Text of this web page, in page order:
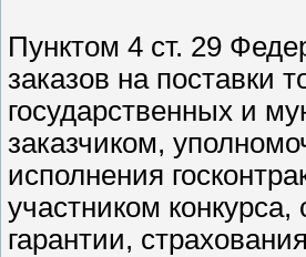
Пунктом 4 ст. 29
заказов на поставки
государственных и
заказчиком,
исполнения
участником конкурса,
гарантии,